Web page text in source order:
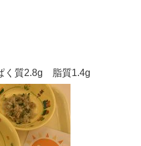
く質2.8g 脂質1.4g